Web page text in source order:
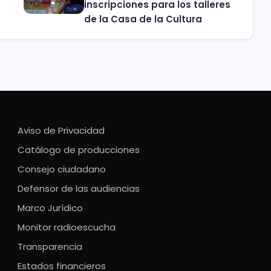
inscripciones para los talleres
de la Casa de la Cultura
Aviso de Privacidad
Catálogo de producciones
Consejo ciudadano
Defensor de las audiencias
Marco Jurídico
Monitor radioescucha
Transparencia
Estados financieros